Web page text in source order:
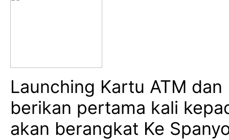
Launching Kartu ATM
berikan pertama kali
akan berangkat Ke